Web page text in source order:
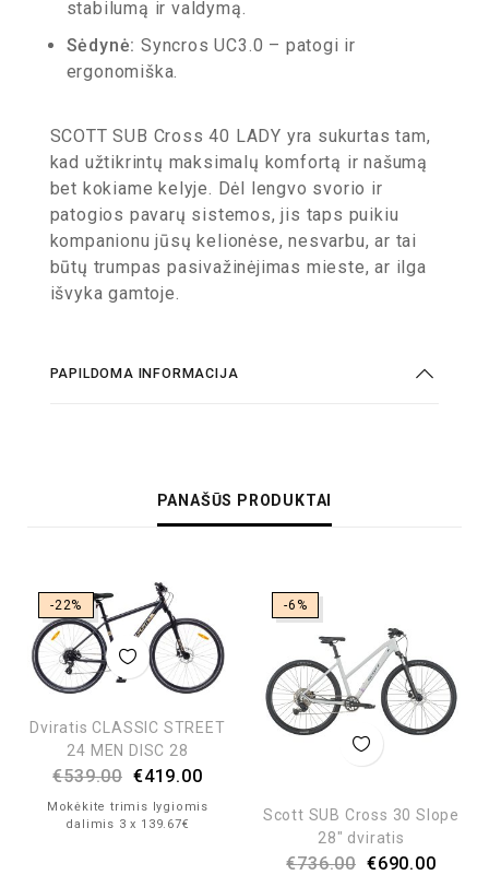
stabilumą ir valdymą.
Sėdynė: Syncros UC3.0 – patogi ir
ergonomiška.
SCOTT SUB Cross 40 LADY yra sukurtas tam,
kad užtikrintų maksimalų komfortą ir našumą
bet kokiame kelyje. Dėl lengvo svorio ir
patogios pavarų sistemos, jis taps puikiu
kompanionu jūsų kelionėse, nesvarbu, ar tai
būtų trumpas pasivažinėjimas mieste, ar ilga
išvyka gamtoje.
PAPILDOMA INFORMACIJA
PANAŠŪS PRODUKTAI
-22%
Dviratis CLASSIC STREET
24 MEN DISC 28
€539.00 €419.00
Mokėkite trimis lygiomis
dalimis 3 x 139.67€
-6%
Scott SUB Cross 30 Slope
28″ dviratis
€736.00 €690.00